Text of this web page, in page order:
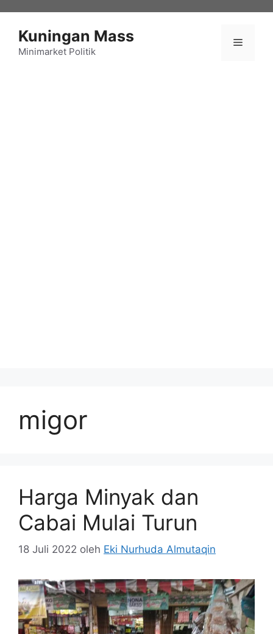
Kuningan Mass
Minimarket Politik
Menu
migor
Harga Minyak dan
Cabai Mulai Turun
18 Juli 2022 oleh Eki Nurhuda Almutaqin